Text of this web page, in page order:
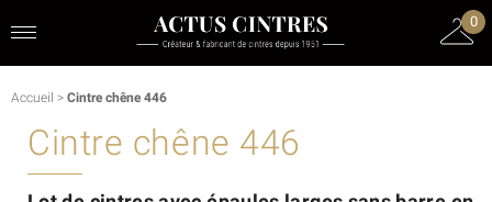
0
Accueil > Cintre chêne 446
Cintre chêne 446